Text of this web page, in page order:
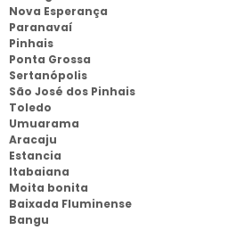
Nova Esperança
Paranavaí
Pinhais
Ponta Grossa
Sertanópolis
São José dos Pinhais
Toledo
Umuarama
Aracaju
Estancia
Itabaiana
Moita bonita
Baixada Fluminense
Bangu